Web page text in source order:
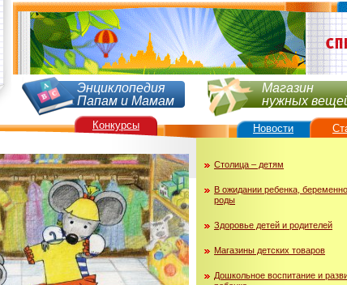
Энциклопедия
Папам и Мамам
Магазин
нужных
Столица – детям
В ожидании ребенка,
роды
Здоровье детей и родителей
Магазины детских товаров
Дошкольное воспитание и
Конкурсы Новости